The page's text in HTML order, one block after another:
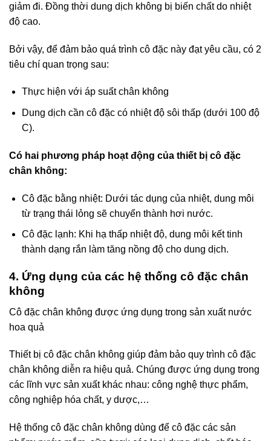
giảm đi. Đồng thời dung dịch không bị biến chất do nhiệt
độ cao.
Bởi vậy, để đảm bảo quá trình cô đặc này đạt yêu cầu, có 2
tiêu chí quan trọng sau:
Thực hiện với áp suất chân không
Dung dịch cần cô đặc có nhiệt độ sôi thấp (dưới 100 độ
C).
Có hai phương pháp hoạt động của thiết bị cô đặc
chân không:
Cô đặc bằng nhiệt: Dưới tác dụng của nhiệt, dung môi
từ trạng thái lỏng sẽ chuyển thành hơi nước.
Cô đặc lạnh: Khi hạ thấp nhiệt độ, dung môi kết tinh
thành dạng rắn làm tăng nồng độ cho dung dịch.
4. Ứng dụng của các hệ thống cô đặc chân
không
Cô đặc chân không được ứng dụng trong sản xuất nước
hoa quả
Thiết bị cô đặc chân không giúp đảm bảo quy trình cô đặc
chân không diễn ra hiệu quả. Chúng được ứng dụng trong
các lĩnh vực sản xuất khác nhau: công nghệ thực phẩm,
công nghiệp hóa chất, y dược,…
Hệ thống cô đặc chân không dùng để cô đặc các sản